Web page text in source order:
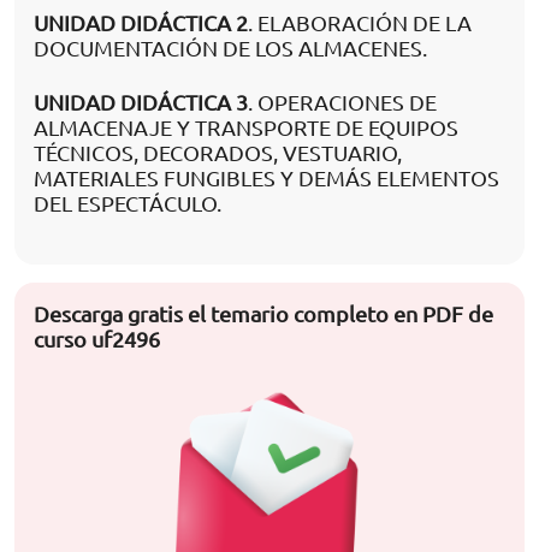
UNIDAD DIDÁCTICA 2. ELABORACIÓN DE LA
DOCUMENTACIÓN DE LOS ALMACENES.
UNIDAD DIDÁCTICA 3. OPERACIONES DE
ALMACENAJE Y TRANSPORTE DE EQUIPOS
TÉCNICOS, DECORADOS, VESTUARIO,
MATERIALES FUNGIBLES Y DEMÁS ELEMENTOS
DEL ESPECTÁCULO.
Descarga gratis el temario completo en PDF de
curso uf2496